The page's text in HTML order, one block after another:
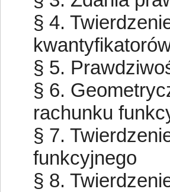
§ 4.
§ 5.
§ 6.
rachunku
§ 7.
funkcyjnego
§ 8.